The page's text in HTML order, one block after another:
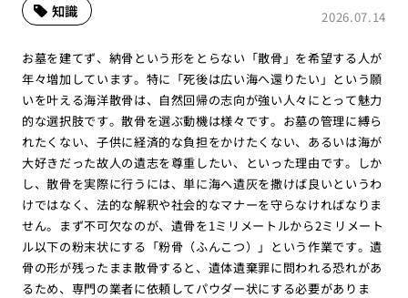
2026.07.14
知識
お墓を建てず、納骨という形をとらない「散骨」を希望する人が
年々増加しています。特に「死後は広い海へ還りたい」という願
いを叶える海洋散骨は、自然回帰の志向が強い人々にとって魅力
的な選択肢です。散骨を選ぶ動機は様々です。お墓の管理に縛ら
れたくない、子供に経済的な負担をかけたくない、あるいは海が
大好きだった故人の遺志を尊重したい、といった理由です。しか
し、散骨を実際に行うには、単に海へ遺灰を撒けば良いというわ
けではなく、法的な解釈や社会的なマナーを守らなければなりま
せん。まず不可欠なのが、遺骨を1ミリメートルから2ミリメート
ル以下の粉末状にする「粉骨（ふんこつ）」という作業です。遺
骨の形が残ったまま散骨すると、遺体遺棄罪に問われる恐れがあ
るため、専門の業者に依頼してパウダー状にする必要がありま